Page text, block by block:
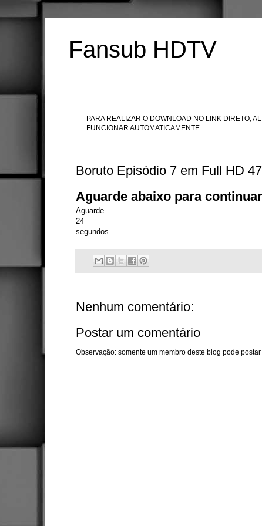
Fansub HDTV
PARA REALIZAR O DOWNLOAD NO LINK DIRETO,
FUNCIONAR AUTOMATICAMENTE
Boruto Episódio 7 em Full HD
Aguarde abaixo para
Aguarde
24
segundos
Nenhum comentário:
Postar um comentário
Observação: somente um membro deste blog pode